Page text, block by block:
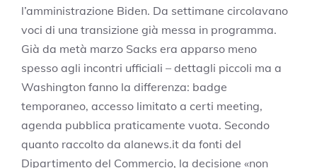
l’amministrazione Biden. Da settimane circolavano
voci di una transizione già messa in programma.
Già da metà marzo Sacks era apparso meno
spesso agli incontri ufficiali – dettagli piccoli ma a
Washington fanno la differenza: badge
temporaneo, accesso limitato a certi meeting,
agenda pubblica praticamente vuota. Secondo
quanto raccolto da alanews.it da fonti del
Dipartimento del Commercio, la decisione «non